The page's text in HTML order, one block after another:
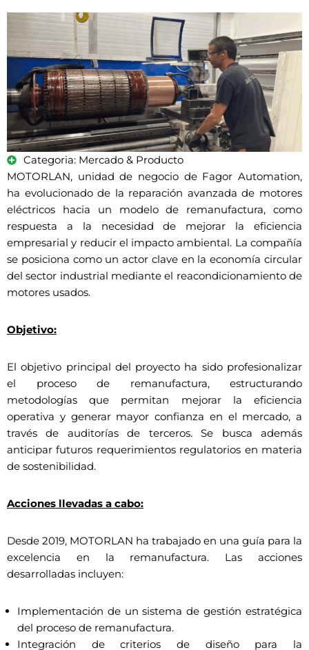
Categoria: Mercado & Producto
MOTORLAN, unidad de negocio de Fagor Automation,
ha evolucionado de la reparación avanzada de motores
eléctricos hacia un modelo de remanufactura, como
respuesta a la necesidad de mejorar la eficiencia
empresarial y reducir el impacto ambiental. La compañía
se posiciona como un actor clave en la economía circular
del sector industrial mediante el reacondicionamiento de
motores usados.
Objetivo:
El objetivo principal del proyecto ha sido profesionalizar
el proceso de remanufactura, estructurando
metodologías que permitan mejorar la eficiencia
operativa y generar mayor confianza en el mercado, a
través de auditorías de terceros. Se busca además
anticipar futuros requerimientos regulatorios en materia
de sostenibilidad.
Acciones llevadas a cabo:
Desde 2019, MOTORLAN ha trabajado en una guía para la
excelencia en la remanufactura. Las acciones
desarrolladas incluyen:
Implementación de un sistema de gestión estratégica
del proceso de remanufactura.
Integración de criterios de diseño para la